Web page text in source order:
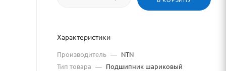
Характеристики
Производитель — NTN
Тип товара — Подшипник шариковый